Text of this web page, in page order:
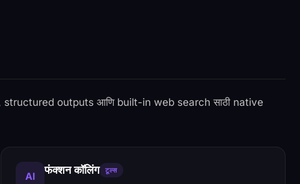
structured outputs आणि built-in web search साठी native
AI फंक्शन कॉलिंग टूल्स